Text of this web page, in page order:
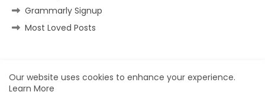
Grammarly Signup
Most Loved Posts
Home Contact us Privacy Policy
Our website uses cookies to enhance your experience.
Learn More